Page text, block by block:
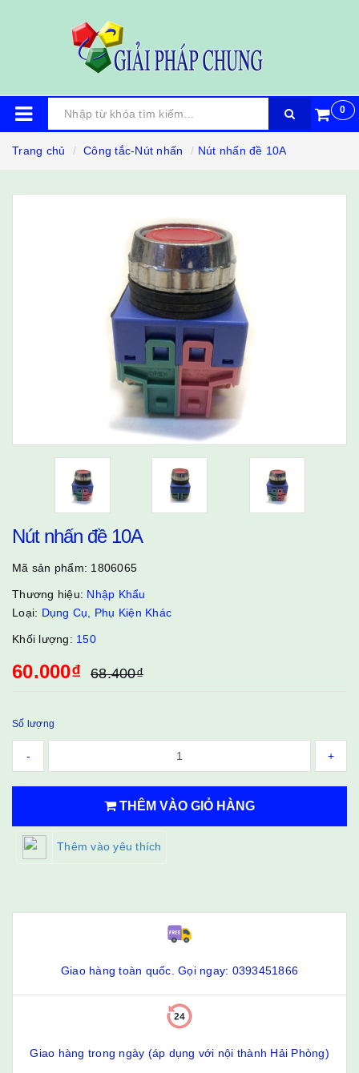
0
Trang chủ Công tắc-Nút nhấn Nút nhấn đề 10A
Nút nhấn đề 10A
Mã sản phẩm: 1806065
Thương hiệu: Nhập Khẩu
Loại: Dụng Cụ, Phụ Kiện Khác
Khối lượng: 150
60.000₫ 68.400₫
Số lượng
- +
THÊM VÀO GIỎ HÀNG
Thêm vào yêu thích
Giao hàng toàn quốc. Gọi ngay: 0393451866
Giao hàng trong ngày (áp dụng với nội thành Hải Phòng)